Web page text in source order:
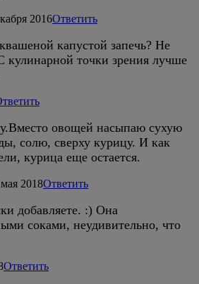
2016Ответить
капустой запечь? Не
кулинарной точки зрения лучше
овощей насыпаю сухую
солю, сверху курицу. И как
курица еще остается.
2018Ответить
добавляете. :) Она
соками, неудивительно, что
Ответить